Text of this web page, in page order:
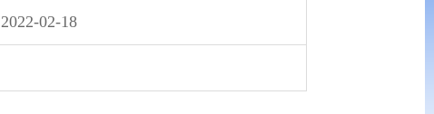
2022-02-18